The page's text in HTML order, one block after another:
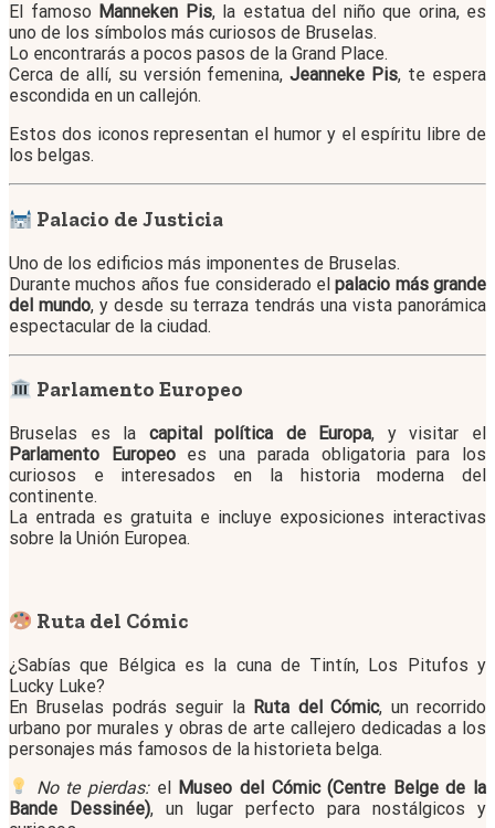
El famoso Manneken Pis, la estatua del niño que orina, es
uno de los símbolos más curiosos de Bruselas.
Lo encontrarás a pocos pasos de la Grand Place.
Cerca de allí, su versión femenina,Jeanneke Pis, te espera
escondida en un callejón.
Estos dos iconos representan el humor y el espíritu libre de
los belgas.
Palacio de Justicia
Uno de los edificios más imponentes de Bruselas.
Durante muchos años fue considerado elpalacio más grande
del mundo, y desde su terraza tendrás una vista panorámica
espectacular de la ciudad.
Parlamento Europeo
Bruselas es la capital política de Europa, y visitar el
Parlamento Europeoes una parada obligatoria para los
curiosos e interesados en la historia moderna del
continente.
La entrada es gratuita e incluye exposiciones interactivas
sobre la Unión Europea.
Ruta del Cómic
¿Sabías que Bélgica es la cuna de Tintín, Los Pitufos y
Lucky Luke?
En Bruselas podrás seguir la Ruta del Cómic, un recorrido
urbano por murales y obras de arte callejero dedicadas a los
personajes más famosos de la historieta belga.
No te pierdas:el Museo del Cómic (Centre Belge de la
Bande Dessinée), un lugar perfecto para nostálgicos y